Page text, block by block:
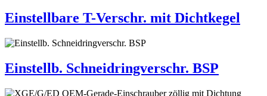
Einstellbare T-Verschr. mit Dichtkegel
Einstellb. Schneidringverschr. BSP